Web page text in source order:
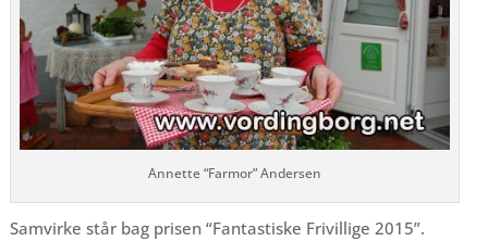
Annette “Farmor” Andersen
Samvirke står bag prisen “Fantastiske Frivillige 2015”.